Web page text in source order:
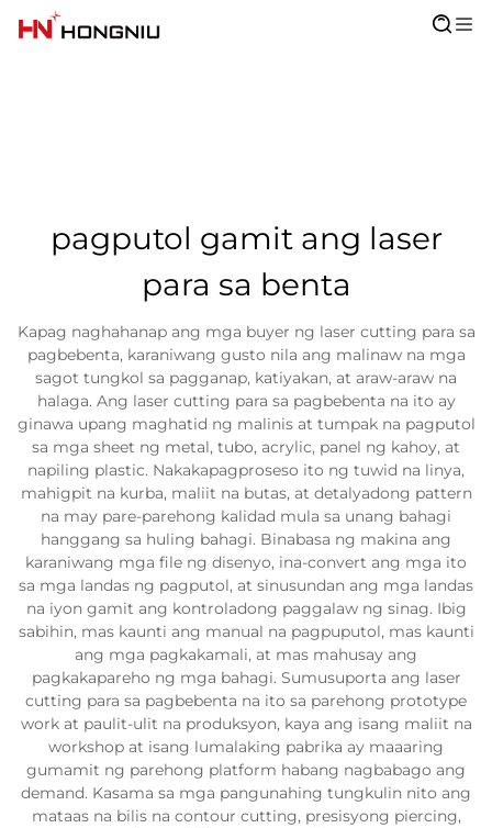
pagputol gamit ang laser
para sa benta
Kapag naghahanap ang mga buyer ng laser cutting para sa
pagbebenta, karaniwang gusto nila ang malinaw na mga
sagot tungkol sa pagganap, katiyakan, at araw-araw na
halaga. Ang laser cutting para sa pagbebenta na ito ay
ginawa upang maghatid ng malinis at tumpak na pagputol
sa mga sheet ng metal, tubo, acrylic, panel ng kahoy, at
napiling plastic. Nakakapagproseso ito ng tuwid na linya,
mahigpit na kurba, maliit na butas, at detalyadong pattern
na may pare-parehong kalidad mula sa unang bahagi
hanggang sa huling bahagi. Binabasa ng makina ang
karaniwang mga file ng disenyo, ina-convert ang mga ito
sa mga landas ng pagputol, at sinusundan ang mga landas
na iyon gamit ang kontroladong paggalaw ng sinag. Ibig
sabihin, mas kaunti ang manual na pagpuputol, mas kaunti
ang mga pagkakamali, at mas mahusay ang
pagkakapareho ng mga bahagi. Sumusuporta ang laser
cutting para sa pagbebenta na ito sa parehong prototype
work at paulit-ulit na produksyon, kaya ang isang maliit na
workshop at isang lumalaking pabrika ay maaaring
gumamit ng parehong platform habang nagbabago ang
demand. Kasama sa mga pangunahing tungkulin nito ang
mataas na bilis na contour cutting, presisyong piercing,